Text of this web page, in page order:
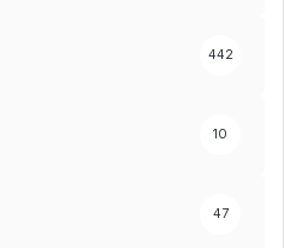
442
10
47